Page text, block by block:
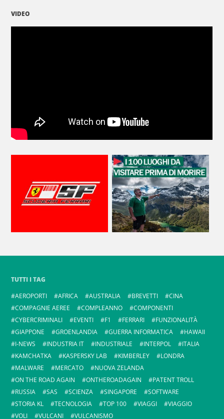
VIDEO
TUTTI I TAG
AEROPORTI
AFRICA AUSTRALIA BREVETTI
CINA
COMPAGNIE AEREE
COMPLEANNO
COMPONENTI
CYBERCRIMINALI
EVENTI F1 FERRARI
FUNZIONALITÀ
GIAPPONE
GROENLANDIA GUERRA INFORMATICA
HAWAII
I-NEWS
INDUSTRIA IT INDUSTRIALE INTERPOL
ITALIA
KAMCHATKA
KASPERSKY LAB KIMBERLEY
LONDRA
MALWARE
MERCATO
NUOVA ZELANDA
ON THE ROAD AGAIN
ONTHEROADAGAIN
PATENT TROLL
RUSSIA
SAS SCIENZA SINGAPORE
SOFTWARE
STORIA KL
TECNOLOGIA TOP 100 VIAGGI
VIAGGIO
VOLI
VULCANI VULCANISMO